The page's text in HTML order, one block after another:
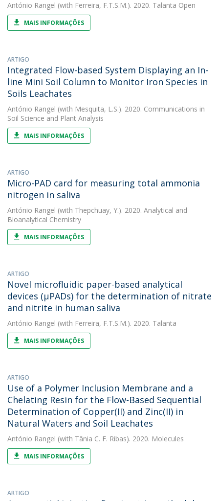
António Rangel (with Ferreira, F.T.S.M.). 2020. Talanta Open
MAIS INFORMAÇÕES
ARTIGO
Integrated Flow-based System Displaying an In-
line Mini Soil Column to Monitor Iron Species in
Soils Leachates
António Rangel (with Mesquita, L.S.). 2020. Communications in
Soil Science and Plant Analysis
MAIS INFORMAÇÕES
ARTIGO
Micro-PAD card for measuring total ammonia
nitrogen in saliva
António Rangel (with Thepchuay, Y.). 2020. Analytical and
Bioanalytical Chemistry
MAIS INFORMAÇÕES
ARTIGO
Novel microfluidic paper-based analytical
devices (μPADs) for the determination of nitrate
and nitrite in human saliva
António Rangel (with Ferreira, F.T.S.M.). 2020. Talanta
MAIS INFORMAÇÕES
ARTIGO
Use of a Polymer Inclusion Membrane and a
Chelating Resin for the Flow-Based Sequential
Determination of Copper(II) and Zinc(II) in
Natural Waters and Soil Leachates
António Rangel (with Tânia C. F. Ribas). 2020. Molecules
MAIS INFORMAÇÕES
ARTIGO